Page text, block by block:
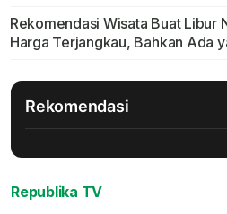
Rekomendasi Wisata Buat Libur
Harga Terjangkau, Bahkan Ada
Rekomendasi
Republika TV